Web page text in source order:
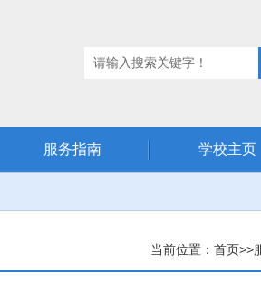
服务指南 学校主页
当前位置： 首页>>